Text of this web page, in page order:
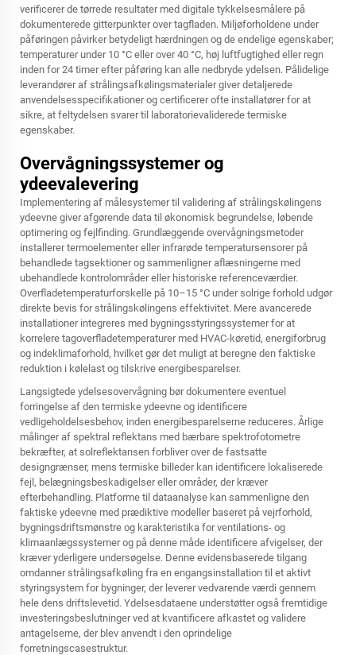
verificerer de tørrede resultater med digitale tykkelsesmålere på
dokumenterede gitterpunkter over tagfladen. Miljøforholdene under
påføringen påvirker betydeligt hærdningen og de endelige egenskaber;
temperaturer under 10 °C eller over 40 °C, høj luftfugtighed eller regn
inden for 24 timer efter påføring kan alle nedbryde ydelsen. Pålidelige
leverandører af strålingsafkølingsmaterialer giver detaljerede
anvendelsesspecifikationer og certificerer ofte installatører for at
sikre, at feltydelsen svarer til laboratorievaliderede termiske
egenskaber.
Overvågningssystemer og
ydeevalevering
Implementering af målesystemer til validering af strålingskølingens
ydeevne giver afgørende data til økonomisk begrundelse, løbende
optimering og fejlfinding. Grundlæggende overvågningsmetoder
installerer termoelementer eller infrarøde temperatursensorer på
behandlede tagsektioner og sammenligner aflæsningerne med
ubehandlede kontrolområder eller historiske referenceværdier.
Overfladetemperaturforskelle på 10–15 °C under solrige forhold udgør
direkte bevis for strålingskølingens effektivitet. Mere avancerede
installationer integreres med bygningsstyringssystemer for at
korrelere tagoverfladetemperaturer med HVAC-køretid, energiforbrug
og indeklimaforhold, hvilket gør det muligt at beregne den faktiske
reduktion i kølelast og tilskrive energibesparelser.
Langsigtede ydelsesovervågning bør dokumentere eventuel
forringelse af den termiske ydeevne og identificere
vedligeholdelsesbehov, inden energibesparelserne reduceres. Årlige
målinger af spektral reflektans med bærbare spektrofotometre
bekræfter, at solreflektansen forbliver over de fastsatte
designgrænser, mens termiske billeder kan identificere lokaliserede
fejl, belægningsbeskadigelser eller områder, der kræver
efterbehandling. Platforme til dataanalyse kan sammenligne den
faktiske ydeevne med prædiktive modeller baseret på vejrforhold,
bygningsdriftsmønstre og karakteristika for ventilations- og
klimaanlægssystemer og på denne måde identificere afvigelser, der
kræver yderligere undersøgelse. Denne evidensbaserede tilgang
omdanner strålingsafkøling fra en engangsinstallation til et aktivt
styringsystem for bygninger, der leverer vedvarende værdi gennem
hele dens driftslevetid. Ydelsesdataene understøtter også fremtidige
investeringsbeslutninger ved at kvantificere afkastet og validere
antagelserne, der blev anvendt i den oprindelige
forretningscasestruktur.